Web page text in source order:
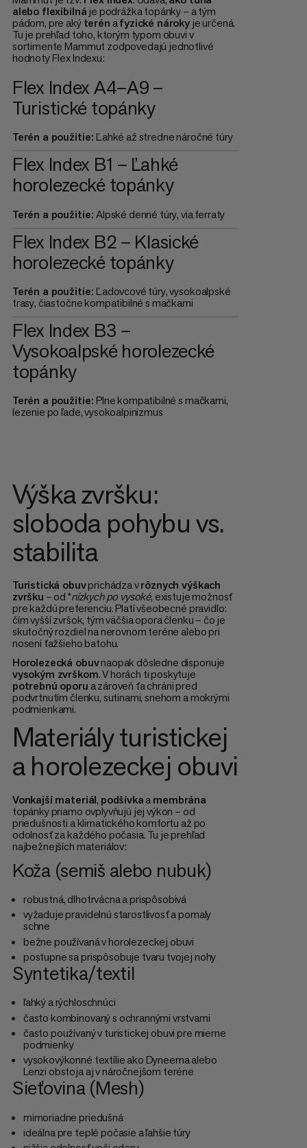
alebo flexibilnáje podrážka topánky – a tým
pádom, pre akýterén afyzické nárokyje určená.
Tu je prehľad toho, ktorým typom obuvi v
sortimente Mammut zodpovedajú jednotlivé
hodnoty Flex Indexu:
Flex Index A4–A9 –
Turistické topánky
Terén a použitie:Ľahké až stredne náročné túry
Flex Index B1 – Ľahké
horolezecké topánky
Terén a použitie:Alpské denné túry, via ferraty
Flex Index B2 – Klasické
horolezecké topánky
Terén a použitie:Ľadovcové túry, vysokoalpské
trasy, čiastočne kompatibilné s mačkami
Flex Index B3 –
Vysokoalpské horolezecké
topánky
Terén a použitie:Plne kompatibilné s mačkami,
lezenie po ľade, vysokoalpinizmus
Výška zvršku:
sloboda pohybu vs.
stabilita
Turistická obuvprichádza vrôznych výškach
zvršku – od *nízkych po vysoké, existuje možnosť
pre každú preferenciu. Platí všeobecné pravidlo:
čím vyšší zvršok, tým väčšia opora členku – čo je
skutočný rozdiel na nerovnom teréne alebo pri
nosení ťažšieho batohu.
Horolezecká obuvnaopak dôsledne disponuje
vysokým zvrškom. V horách ti poskytuje
potrebnú oporu a zároveň ťa chráni pred
podvrtnutím členku, sutinami, snehom a mokrými
podmienkami.
Materiály turistickej
a horolezeckej obuvi
Vonkajší materiál, podšívkaamembrána
topánky priamo ovplyvňujú jej výkon – od
priedušnosti a klimatického komfortu až po
odolnosť za každého počasia. Tu je prehľad
najbežnejších materiálov:
Koža (semiš alebo nubuk)
robustná, dlhotrvácna a prispôsobivá
vyžaduje pravidelnú starostlivosť a pomaly
schne
bežne používaná v horolezeckej obuvi
postupne sa prispôsobuje tvaru tvojej nohy
Syntetika/textil
ľahký a rýchloschnúci
často kombinovaný s ochrannými vrstvami
často používaný v turistickej obuvi pre mierne
podmienky
vysokovýkonné textílie ako Dyneema alebo
Lenzi obstoja aj v náročnejšom teréne
Sieťovina (Mesh)
mimoriadne priedušná
ideálna pre teplé počasie a ľahšie túry